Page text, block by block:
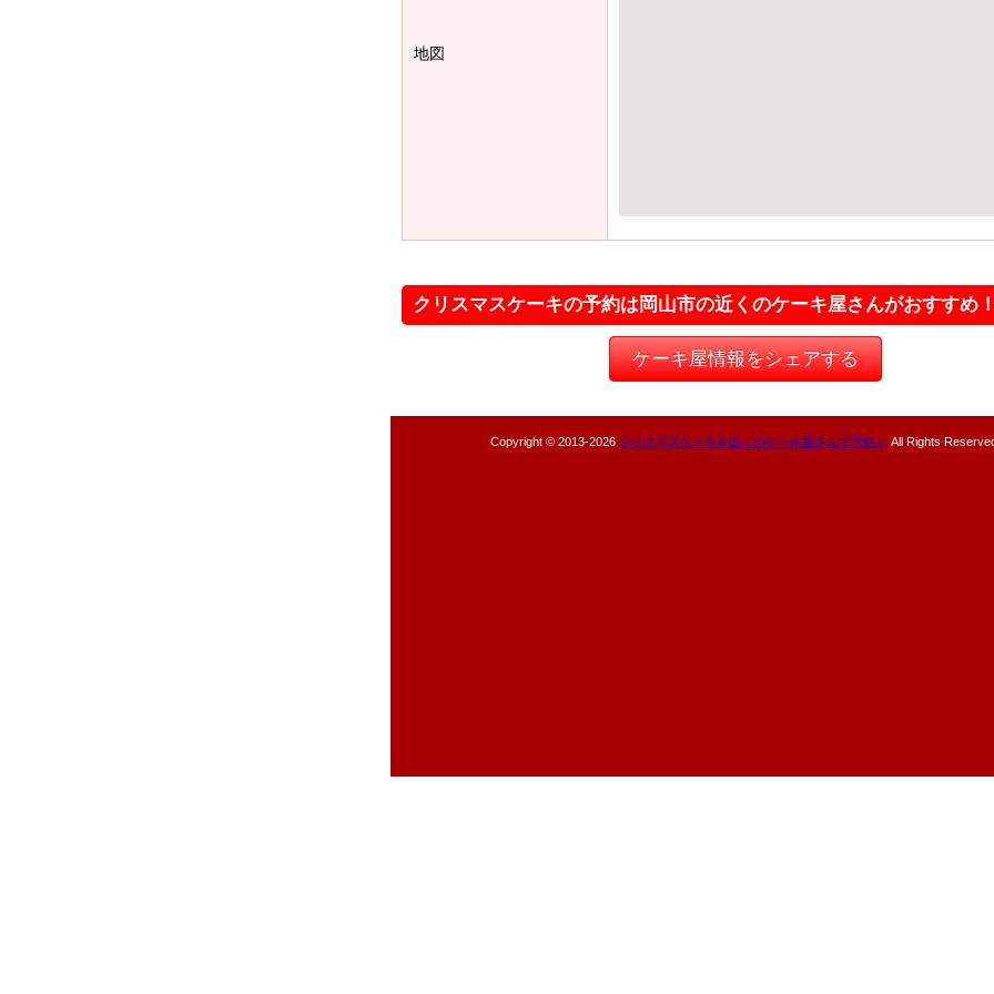
地図
クリスマスケーキの予約は岡山市の近くのケーキ屋さんがおすすめ
ケーキ屋情報をシェアする
Copyright © 2013-2026 クリスマスケーキを近くのケーキ屋さんで予約！ All Rights